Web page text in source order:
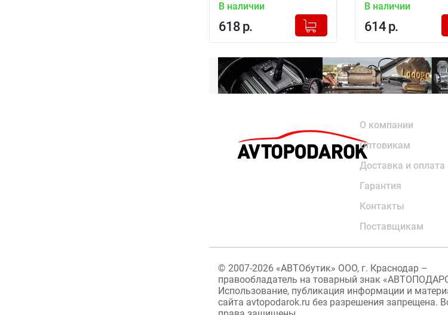
В наличии
618 р.
+
Добавлено в корзину
В наличии
614 р.
О компании
Оптовикам
Доставка и оплата
Гарантия
Контакты
Поставщикам
© 2007-2026 «АВТОбутик» ООО, г. Краснодар –
правообладатель на товарный знак
Использование, публикация информации и
сайта avtopodarok.ru без разрешения запрещена.